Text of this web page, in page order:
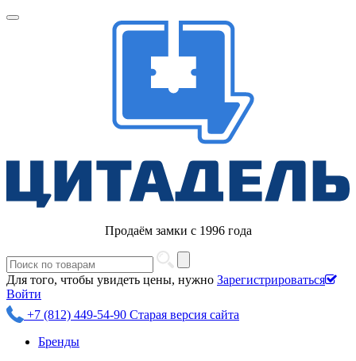
Продаём замки с 1996 года
Для того, чтобы увидеть цены, нужно Зарегистрироваться
Войти
+7 (812) 449-54-90 Старая версия сайта
Бренды